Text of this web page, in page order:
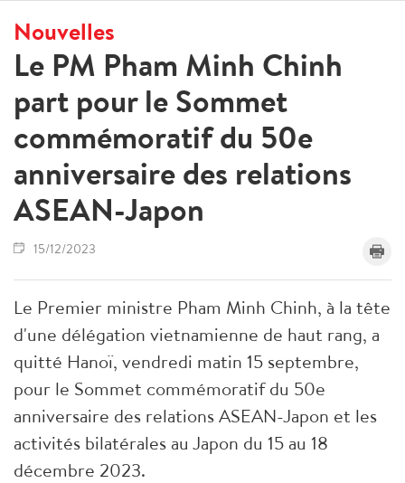
Nouvelles
Le PM Pham Minh Chinh
part pour le Sommet
commémoratif du 50e
anniversaire des relations
ASEAN-Japon
15/12/2023
Le Premier ministre Pham Minh Chinh, à la tête
d'une délégation vietnamienne de haut rang, a
quitté Hanoï, vendredi matin 15 septembre,
pour le Sommet commémoratif du 50e
anniversaire des relations ASEAN-Japon et les
activités bilatérales au Japon du 15 au 18
décembre 2023.